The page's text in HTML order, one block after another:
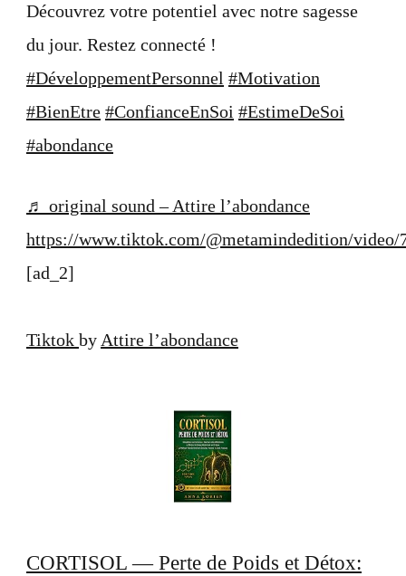
jour.
Découvrez votre potentiel avec notre sagesse
du jour. Restez connecté !
#DéveloppementPersonnel #Motivation
#BienEtre #ConfianceEnSoi #EstimeDeSoi
#abondance
♬ original sound – Attire l’abondance
https://www.tiktok.com/@metamindedition/video/
[ad_2]
Tiktok by Attire l’abondance
CORTISOL — Perte de Poids et Détox: